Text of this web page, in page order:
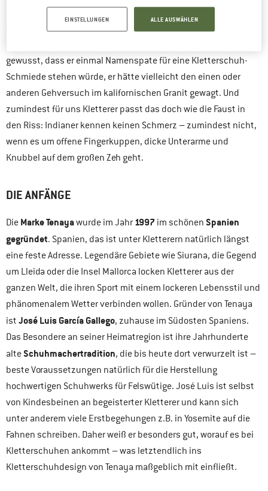
noch weit davon entfernt, das Kletter-Mekka schlechthin zu
sein; es war damals besiedelt von einigen Indianerstämmen.
gewusst, dass er einmal Namenspate für eine Kletterschuh-
Schmiede stehen würde, er hätte vielleicht den einen oder
anderen Gehversuch im kalifornischen Granit gewagt. Und
zumindest für uns Kletterer passt das doch wie die Faust in
den Riss: Indianer kennen keinen Schmerz – zumindest nicht,
wenn es um offene Fingerkuppen, dicke Unterarme und
Knubbel auf dem großen Zeh geht.
DIE ANFÄNGE
Die Marke Tenayawurde im Jahr 1997 im schönen Spanien
gegründet. Spanien, das ist unter Kletterern natürlich längst
eine feste Adresse. Legendäre Gebiete wie Siurana, die Gegend
um Lleida oder die Insel Mallorca locken Kletterer aus der
ganzen Welt, die ihren Sport mit einem lockeren Lebensstil und
phänomenalem Wetter verbinden wollen. Gründer von Tenaya
ist José Luis García Gallego, zuhause im Südosten Spaniens.
Das Besondere an seiner Heimatregion ist ihre Jahrhunderte
alteSchuhmachertradition, die bis heute dort verwurzelt ist –
beste Voraussetzungen natürlich für die Herstellung
hochwertigen Schuhwerks für Felswütige. José Luis ist selbst
von Kindesbeinen an begeisterter Kletterer und kann sich
unter anderem viele Erstbegehungen z.B. in Yosemite auf die
Fahnen schreiben. Daher weiß er besonders gut, worauf es bei
Kletterschuhen ankommt – was letztendlich ins
Kletterschuhdesign von Tenaya maßgeblich mit einfließt.
EINSTELLUNGEN ALLE AUSWÄHLEN